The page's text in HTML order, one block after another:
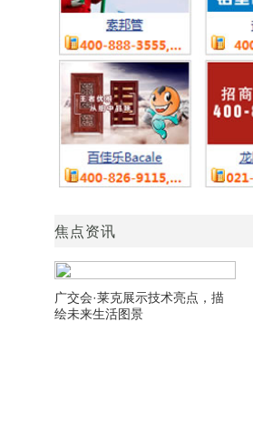
焦点资讯
广交会·莱克展示技术亮点，描
绘未来生活图景